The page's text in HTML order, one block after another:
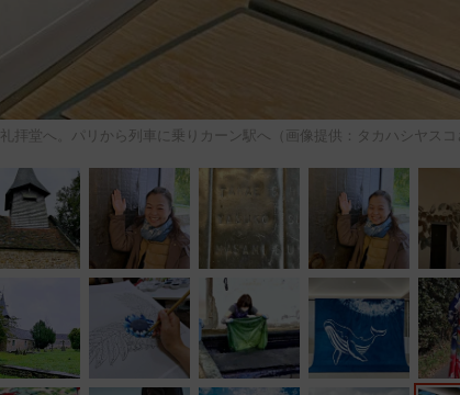
礼拝堂へ。パリから列車に乗りカーン駅へ（画像提供：タカハシヤスコ